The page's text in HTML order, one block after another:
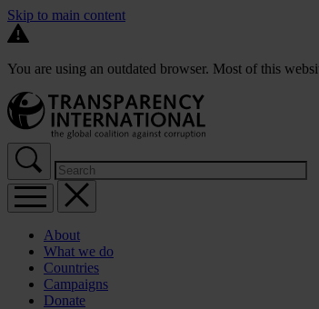
Skip to main content
You are using an outdated browser. Most of this
About
What we do
Countries
Campaigns
Donate